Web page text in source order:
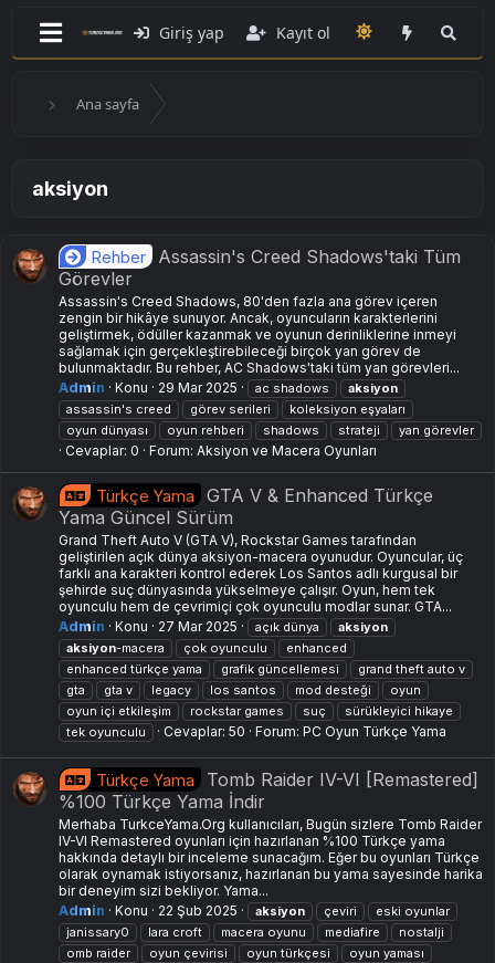
Giriş yap Kayıt ol
Ana sayfa
aksiyon
Rehber
Assassin's Creed Shadows'taki Tüm
Görevler
Assassin's Creed Shadows, 80'den fazla ana görev içeren
zengin bir hikâye sunuyor. Ancak, oyuncuların karakterlerini
geliştirmek, ödüller kazanmak ve oyunun derinliklerine inmeyi
sağlamak için gerçekleştirebileceği birçok yan görev de
bulunmaktadır. Bu rehber, AC Shadows'taki tüm yan görevleri...
Admin
Konu 29 Mar 2025 ac shadows
aksiyon
assassin's creed
görev serileri
koleksiyon eşyaları
oyun dünyası
oyun rehberi shadows strateji yan görevler
Cevaplar: 0 Forum: Aksiyon ve Macera Oyunları
Türkçe Yama
GTA V & Enhanced Türkçe
Yama Güncel Sürüm
Grand Theft Auto V (GTA V), Rockstar Games tarafından
geliştirilen açık dünya aksiyon-macera oyunudur. Oyuncular, üç
farklı ana karakteri kontrol ederek Los Santos adlı kurgusal bir
şehirde suç dünyasında yükselmeye çalışır. Oyun, hem tek
oyunculu hem de çevrimiçi çok oyunculu modlar sunar. GTA...
Admin
Konu 27 Mar 2025 açık dünya
aksiyon
aksiyon-macera çok oyunculu
enhanced
enhanced türkçe yama
grafik güncellemesi
grand theft auto v
gta
gta v legacy los santos mod desteği
oyun
oyun içi etkileşim
rockstar games suç
sürükleyici hikaye
tek oyunculu
Cevaplar: 50 Forum: PC Oyun Türkçe Yama
Türkçe Yama
Tomb Raider IV-VI [Remastered]
%100 Türkçe Yama İndir
Merhaba TurkceYama.Org kullanıcıları, Bugün sizlere Tomb Raider
IV-VI Remastered oyunları için hazırlanan %100 Türkçe yama
hakkında detaylı bir inceleme sunacağım. Eğer bu oyunları Türkçe
olarak oynamak istiyorsanız, hazırlanan bu yama sayesinde harika
bir deneyim sizi bekliyor. Yama...
Admin
Konu 22 Şub 2025 aksiyon çeviri
eski oyunlar
janissary0
lara croft macera oyunu mediafire
nostalji
omb raider
oyun çevirisi oyun türkçesi
oyun yaması